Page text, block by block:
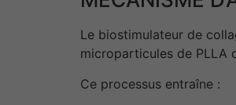
Le biostimulateur de
microparticules de PLLA
Ce processus entraîne :